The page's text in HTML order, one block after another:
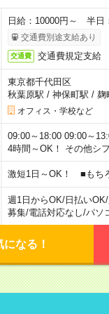
日給：10000円～ 半日
交通費別途支給あり
交通費 交通費規定支給
東京都千代田区
秋葉原駅 / 神保町駅 / 麹
オフィス・学校など
09:00～18:00 09:00～
4時間～OK！ その他シ
激短1日～OK！ ■もち
週1日からOK/日払いOK/
募集/電話対応なし/パソ
になる！